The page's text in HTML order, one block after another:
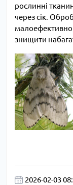
рослинні
через сік.
знищити
2026-02-03